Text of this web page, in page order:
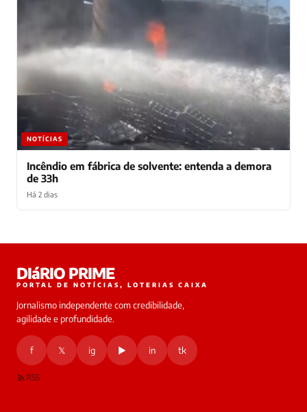
NOTÍCIAS
Incêndio em fábrica de solvente: entenda a demora
de 33h
Há 2 dias
online
DIáRIO PRIME
PORTAL DE NOTÍCIAS, LOTERIAS CAIXA
Jornalismo independente com credibilidade,
agilidade e profundidade.
f 𝕏 ig ▶ in tk
RSS